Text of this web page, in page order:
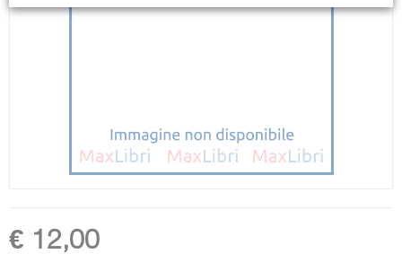
€ 12,00